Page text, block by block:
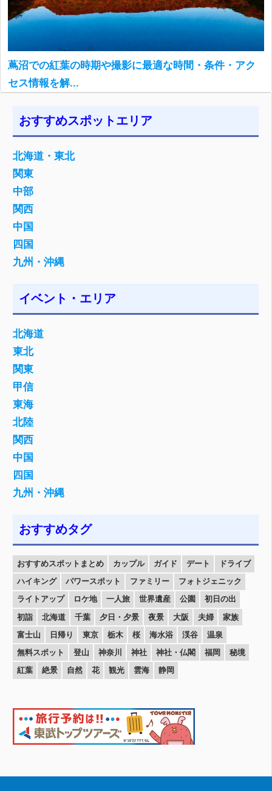
蔦沼での紅葉の時期や撮影に最適な時間・条件・アク
セス情報を解...
おすすめスポットエリア
北海道・東北
関東
中部
関西
中国
四国
九州・沖縄
イベント・エリア
北海道
東北
関東
甲信
東海
北陸
関西
中国
四国
九州・沖縄
おすすめタグ
おすすめスポットまとめ カップル ガイド デート
ドライブ
ハイキング
パワースポット ファミリー
フォトジェニック
ライトアップ
ロケ地 一人旅 世界遺産 公園
初日の出
初詣
北海道 千葉 夕日・夕景 夜景 大阪 夫婦
家族
富士山
日帰り 東京 栃木 桜 海水浴 渓谷
温泉
無料スポット
登山 神奈川 神社 神社・仏閣 福岡
秘境
紅葉
絶景 自然 花 観光 雲海 静岡